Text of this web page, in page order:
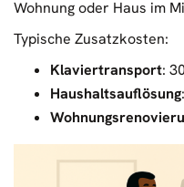
Wohnung oder Haus im
Typische Zusatzkosten:
Klaviertransport:
Haushaltsauflösung